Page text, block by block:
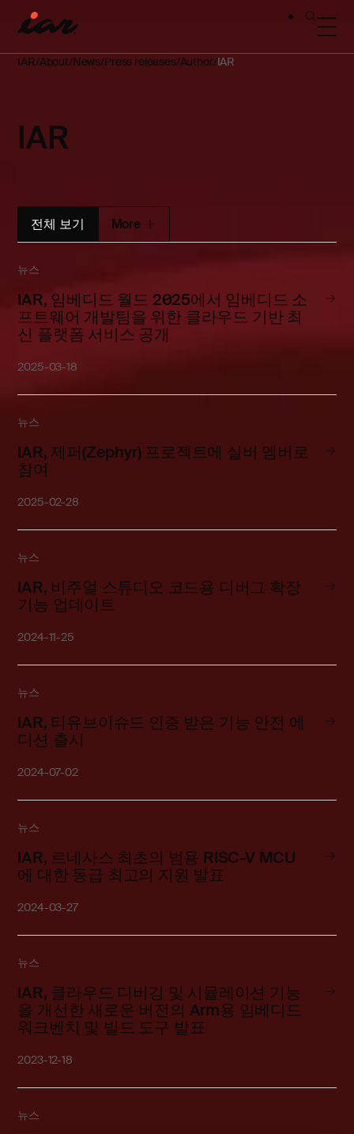
IAR About News Press releases Author IAR
IAR
전체 보기 More
IAR, 임베디드 월드 2025에서 임베디드 소
프트웨어 개발팀을 위한 클라우드 기반 최
신 플랫폼 서비스 공개
2025-03-18
뉴스
IAR, 제퍼(Zephyr) 프로젝트에 실버 멤버로
참여
2025-02-28
뉴스
IAR, 비주얼 스튜디오 코드용 디버그 확장
기능 업데이트
2024-11-25
뉴스
IAR, 티유브이슈드 인증 받은 기능 안전 에
디션 출시
2024-07-02
뉴스
IAR, 르네사스 최초의 범용 RISC-V MCU
에 대한 동급 최고의 지원 발표
2024-03-27
뉴스
IAR, 클라우드 디버깅 및 시뮬레이션 기능
을 개선한 새로운 버전의 Arm용 임베디드
워크벤치 및 빌드 도구 발표
2023-12-18
뉴스
뉴스